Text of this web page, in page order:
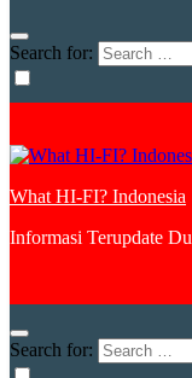
Search for:
What HI-FI? Indonesia
Informasi Terupdate
Search for: